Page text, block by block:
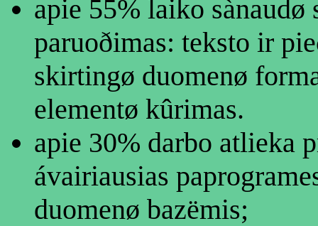
apie 55% laiko
paruoðimas: teksto ir
skirtingø duomenø
elementø kûrimas.
apie 30% darbo atlieka
ávairiausias
duomenø bazëmis;